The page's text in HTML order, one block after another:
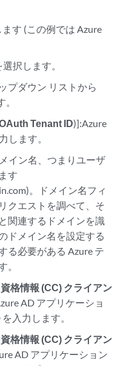
す (この例では Azure
選択します。
プダウン リストから
Tenant ID)]:Azure
します。
イン名、つまりユーザ
す
。ドメイン名フィ
クエストを調べて、そ
関連するドメインを識
ドメイン名を設定する
る必要がある Azure テ
。
格情報 (CC) クライアン
AD アプリケーショ
入力します。
格情報 (CC) クライアン
AD アプリケーション